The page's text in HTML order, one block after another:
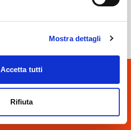
Mostra dettagli
Accetta tutti
Rifiuta